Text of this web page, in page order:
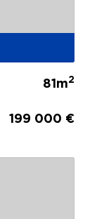
81m2
199 000 €